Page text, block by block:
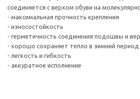
соединяется с верхом обуви на
- максимальная прочность крепления
- износостойкость
- герметичность соединения подошвы и
- хорошо сохраняет тепло в зимний период
- легкость и гибкость
- аккуратное исполнение